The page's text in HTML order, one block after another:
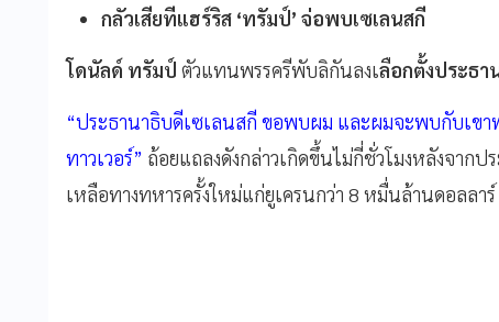
กลัวเสียทีแฮร์ริส ‘ทรัมป์’ จ่อพบเซเลนสกี
โดนัลด์ ทรัมป์ ตัวแทนพรรครีพับลิกันลงเลือกตั้งประธา
“ประธานาธิบดีเซเลนสกี ขอพบผม และผมจะพบกับเขา
ทาวเวอร์” ถ้อยแถลงดังกล่าวเกิดขึ้นไม่กี่ชั่วโมงหลังจาก
เหลือทางทหารครั้งใหม่แก่ยูเครนกว่า 8 หมื่นล้านดอลลาร์